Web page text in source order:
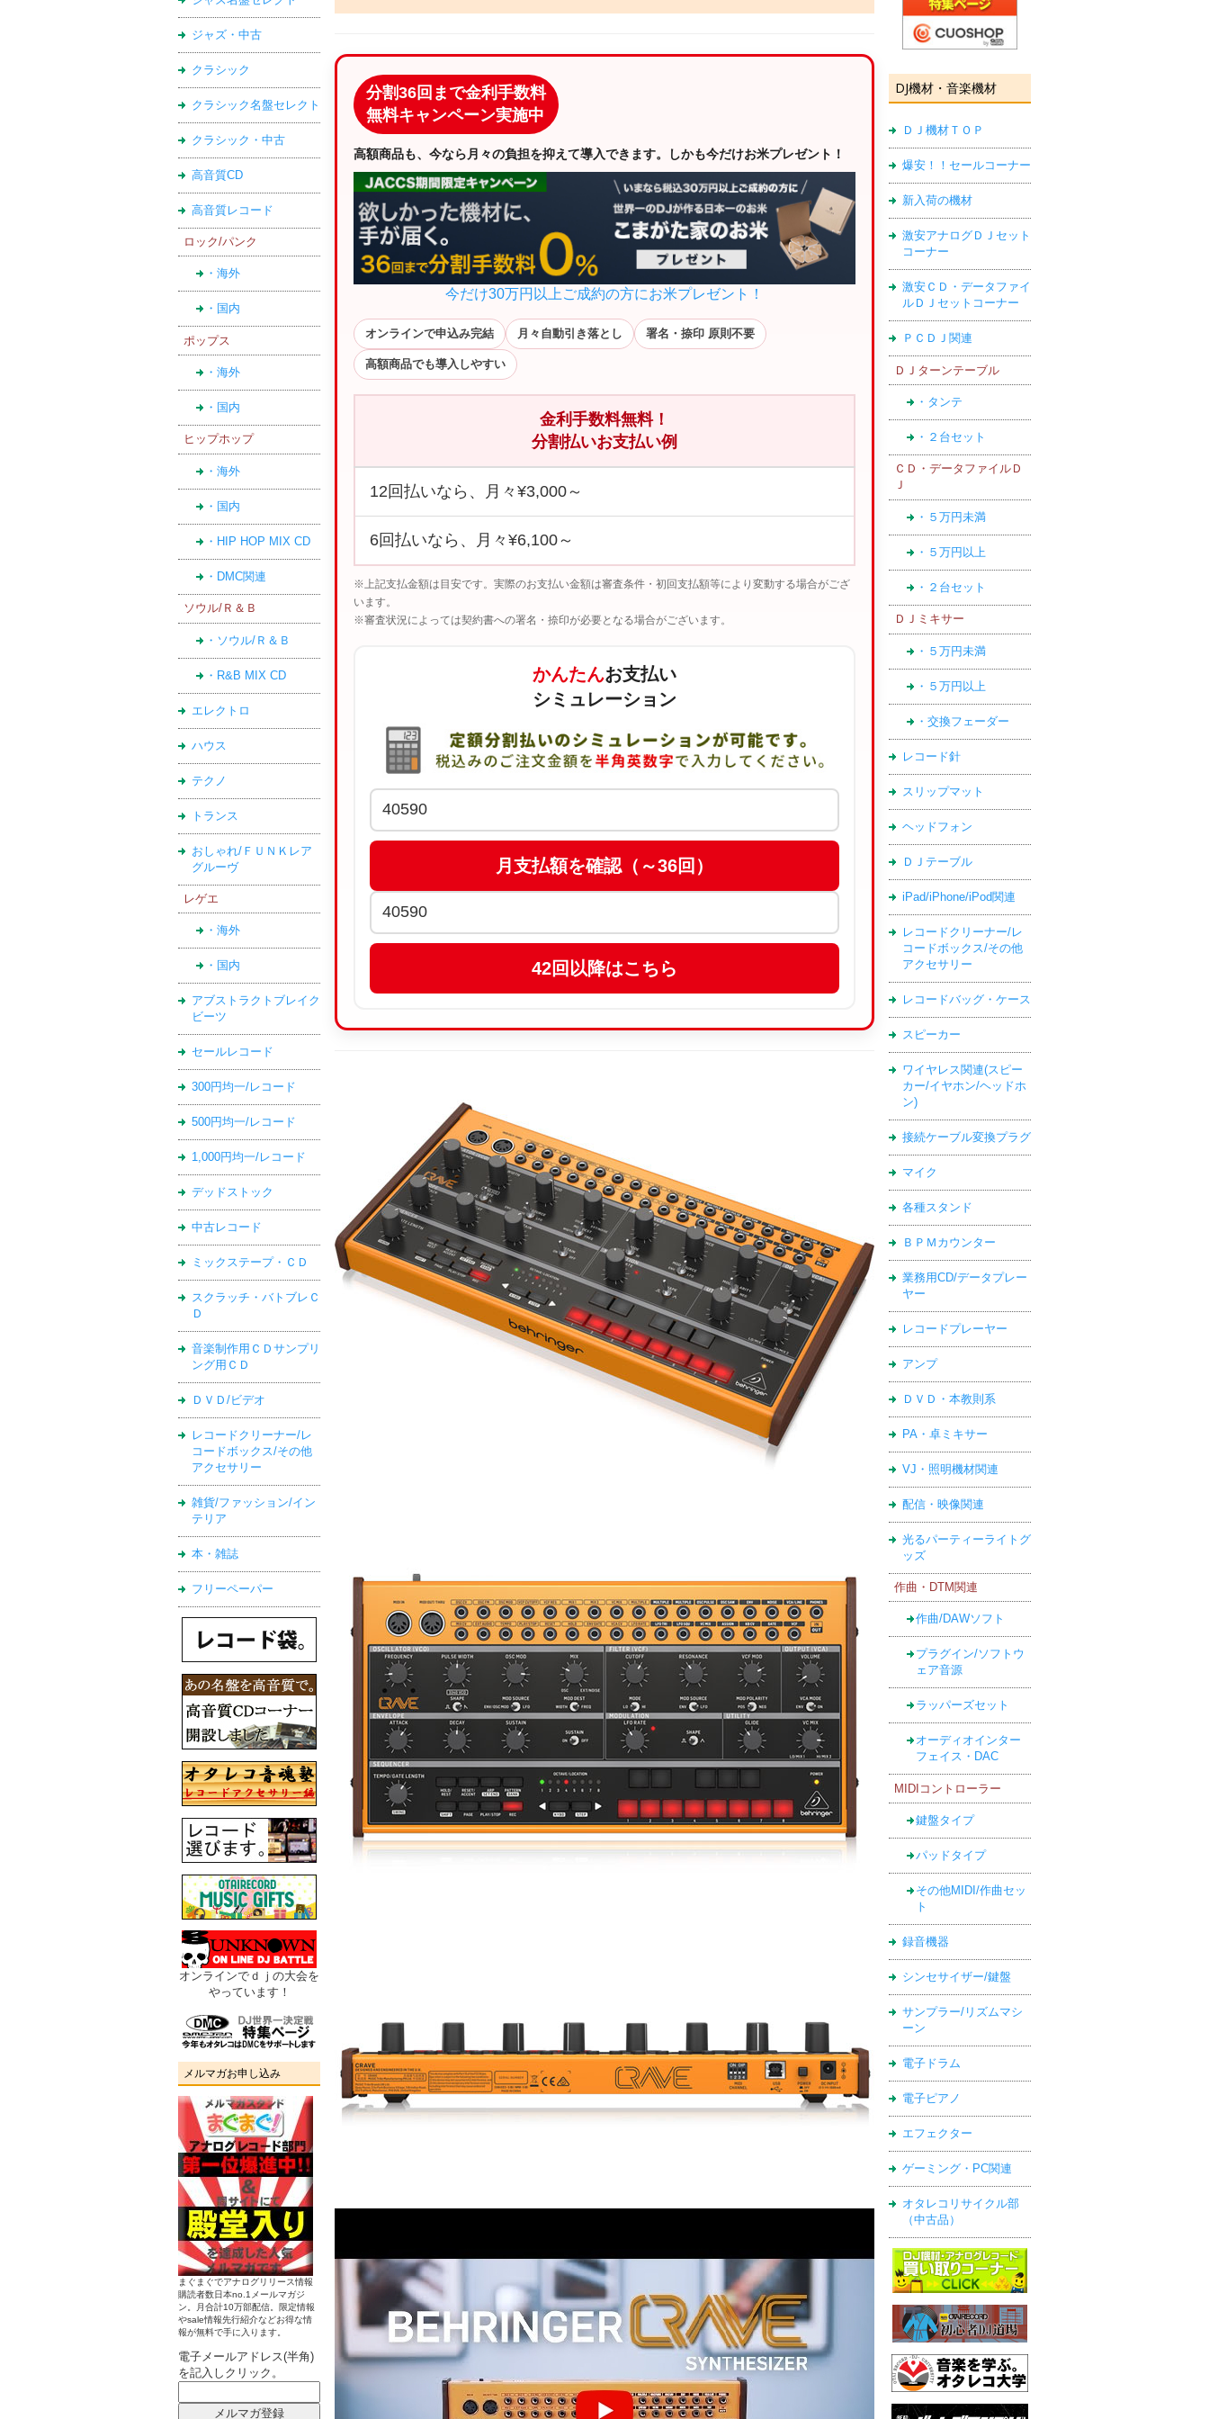
ジャズ・中古
クラシック
クラシック名盤セレクト
クラシック・中古
高音質CD
高音質レコード
ロック/パンク
・海外
・国内
ポップス
・海外
・国内
ヒップホップ
・海外
・国内
・HIP HOP MIX CD
・DMC関連
ソウル/Ｒ＆Ｂ
・ソウル/Ｒ＆Ｂ
・R&B MIX CD
エレクトロ
ハウス
テクノ
トランス
おしゃれ/ＦＵＮＫレア
グルーヴ
レゲエ
・海外
・国内
アブストラクトブレイク
ビーツ
セールレコード
300円均一/レコード
500円均一/レコード
1,000円均一/レコード
デッドストック
中古レコード
ミックステープ・ＣＤ
スクラッチ・バトブレＣ
Ｄ
音楽制作用ＣＤサンプリ
ング用ＣＤ
ＤＶＤ/ビデオ
レコードクリーナー/レ
コードボックス/その他
アクセサリー
雑貨/ファッション/イン
テリア
本・雑誌
フリーペーパー
オンラインでｄｊの大会を
やっています！
メルマガお申し込み
まぐまぐでアナログリリース情報
購読者数日本no.1メールマガジ
ン。月合計10万部配信。限定情報
やsale情報先行紹介などお得な情
報が無料で手に入ります。
電子メールアドレス(半角)
を記入しクリック。
DJ機材・音楽機材
ＤＪ機材ＴＯＰ
爆安！！セールコーナー
新入荷の機材
激安アナログＤＪセット
コーナー
激安ＣＤ・データファイ
ルＤＪセットコーナー
ＰＣＤＪ関連
ＤＪターンテーブル
・タンテ
・２台セット
ＣＤ・データファイルＤ
Ｊ
・５万円未満
・５万円以上
・２台セット
ＤＪミキサー
・５万円未満
・５万円以上
・交換フェーダー
レコード針
スリップマット
ヘッドフォン
ＤＪテーブル
iPad/iPhone/iPod関連
レコードクリーナー/レ
コードボックス/その他
アクセサリー
レコードバッグ・ケース
スピーカー
ワイヤレス関連(スピー
カー/イヤホン/ヘッドホ
ン)
接続ケーブル変換プラグ
マイク
各種スタンド
ＢＰＭカウンター
業務用CD/データプレー
ヤー
レコードプレーヤー
アンプ
ＤＶＤ・本教則系
PA・卓ミキサー
VJ・照明機材関連
配信・映像関連
光るパーティーライトグ
ッズ
作曲・DTM関連
作曲/DAWソフト
プラグイン/ソフトウ
ェア音源
ラッパーズセット
オーディオインター
フェイス・DAC
MIDIコントローラー
鍵盤タイプ
パッドタイプ
その他MIDI/作曲セッ
ト
録音機器
シンセサイザー/鍵盤
サンプラー/リズムマシ
ーン
電子ドラム
電子ピアノ
エフェクター
ゲーミング・PC関連
オタレコリサイクル部
（中古品）
分割36回まで金利手数料
無料キャンペーン実施中
高額商品も、今なら月々の負担を抑えて導入できます。しかも今だけお米プレゼント！
今だけ30万円以上ご成約の方にお米プレゼント！
オンラインで申込み完結 月々自動引き落とし 署名・捺印 原則不要
高額商品でも導入しやすい
金利手数料無料！
分割払いお支払い例
12回払いなら、月々¥3,000～
6回払いなら、月々¥6,100～
※上記支払金額は目安です。実際のお支払い金額は審査条件・初回支払額等により変動する場合がござ
います。
※審査状況によっては契約書への署名・捺印が必要となる場合がございます。
かんたんお支払い
シミュレーション